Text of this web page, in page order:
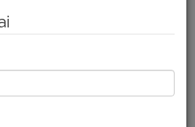
növekedése megáll. A szárra
le is hullhatnak. Az elszineződés
és a levélereket is. A
A gyümölcsök mennyisége és